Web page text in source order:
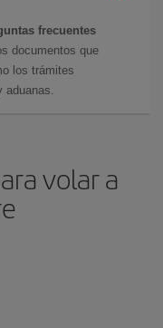
frecuentes
documentos que
los trámites
aduanas.
volar a